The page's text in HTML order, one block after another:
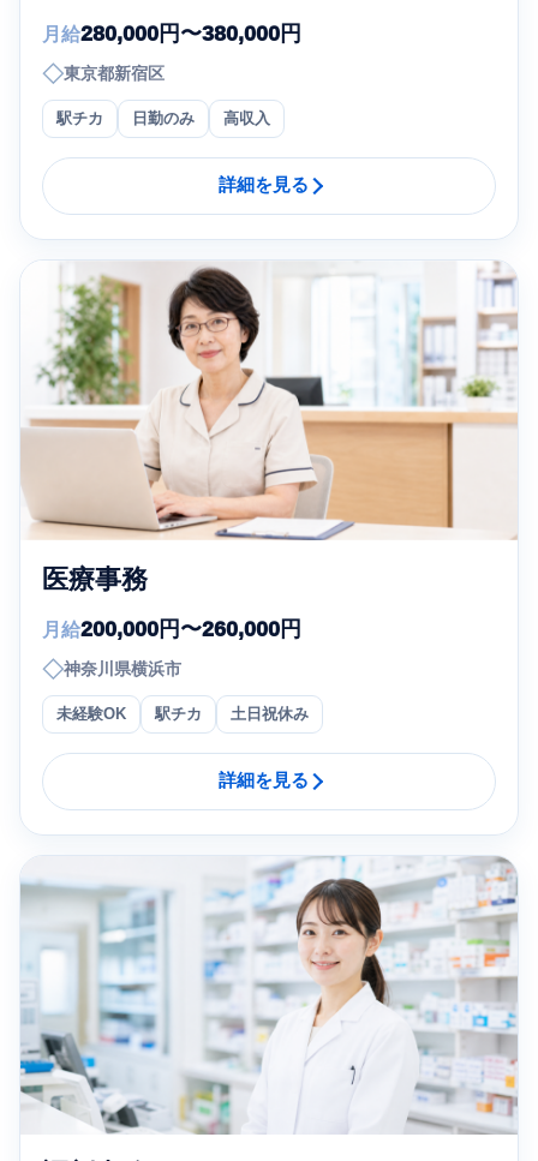
月給280,000円〜380,000円
◇東京都新宿区
駅チカ 日勤のみ 高収入
詳細を見る
医療事務
月給200,000円〜260,000円
◇神奈川県横浜市
未経験OK 駅チカ 土日祝休み
詳細を見る